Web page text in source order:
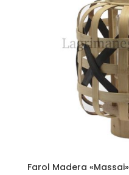
Farol Madera «Massai»